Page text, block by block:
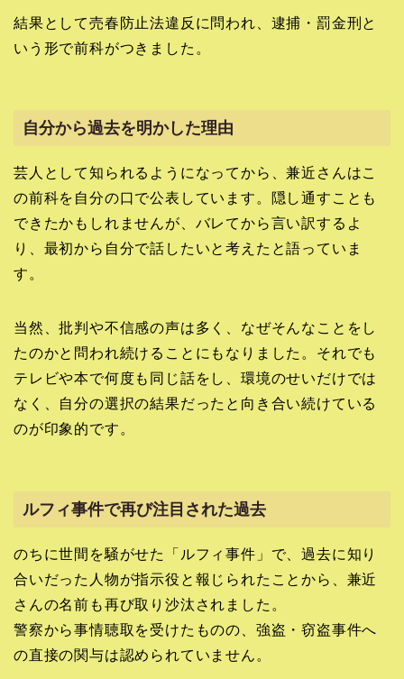
結果として売春防止法違反に問われ、逮捕・罰金刑と
いう形で前科がつきました。
自分から過去を明かした理由
芸人として知られるようになってから、兼近さんはこ
の前科を自分の口で公表しています。隠し通すことも
できたかもしれませんが、バレてから言い訳するよ
り、最初から自分で話したいと考えたと語っていま
す。
当然、批判や不信感の声は多く、なぜそんなことをし
たのかと問われ続けることにもなりました。それでも
テレビや本で何度も同じ話をし、環境のせいだけでは
なく、自分の選択の結果だったと向き合い続けている
のが印象的です。
ルフィ事件で再び注目された過去
のちに世間を騒がせた「ルフィ事件」で、過去に知り
合いだった人物が指示役と報じられたことから、兼近
さんの名前も再び取り沙汰されました。
警察から事情聴取を受けたものの、強盗・窃盗事件へ
の直接の関与は認められていません。